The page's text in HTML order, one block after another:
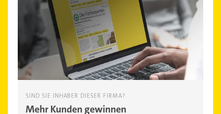
SIND SIE INHABER DIESER FIRMA?
Mehr Kunden gewinnen